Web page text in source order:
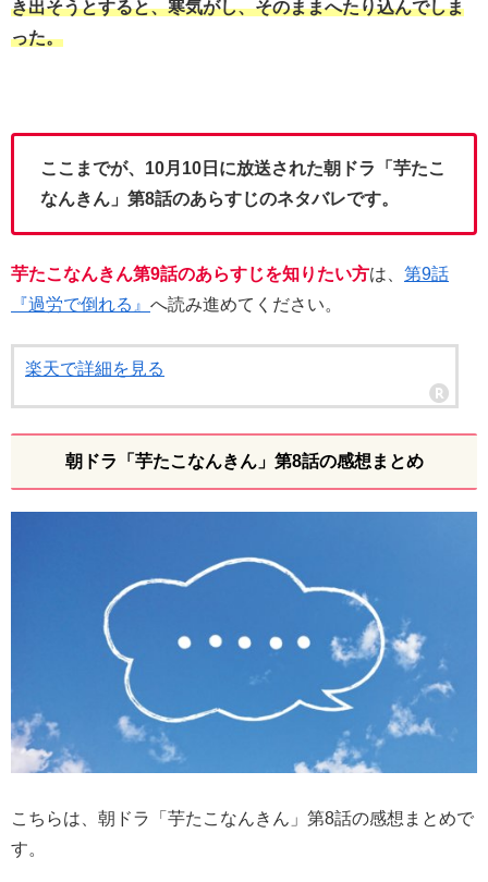
き出そうとすると、寒気がし、そのままへたり込んでしま
った。
ここまでが、10月10日に放送された朝ドラ「芋たこ
なんきん」第8話のあらすじのネタバレです。
芋たこなんきん第9話のあらすじを知りたい方は、 第9話
『過労で倒れる』 へ読み進めてください。
楽天で詳細を見る
朝ドラ「芋たこなんきん」第8話の感想まとめ
こちらは、朝ドラ「芋たこなんきん」第8話の感想まとめで
す。